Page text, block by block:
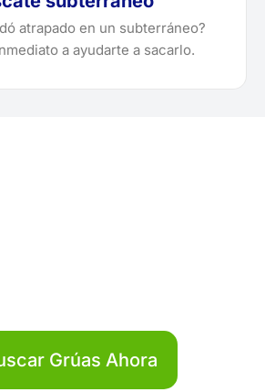
atrapado en un subterráneo?
a ayudarte a sacarlo.
Grúas Ahora